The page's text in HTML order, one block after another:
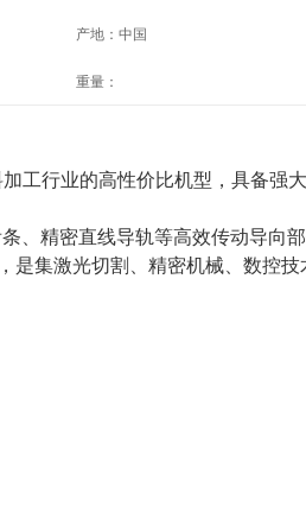
产地：中国
重量：
工行业的高性价比机型，具备强
、精密直线导轨等高效传动导向
是集激光切割、精密机械、数控技